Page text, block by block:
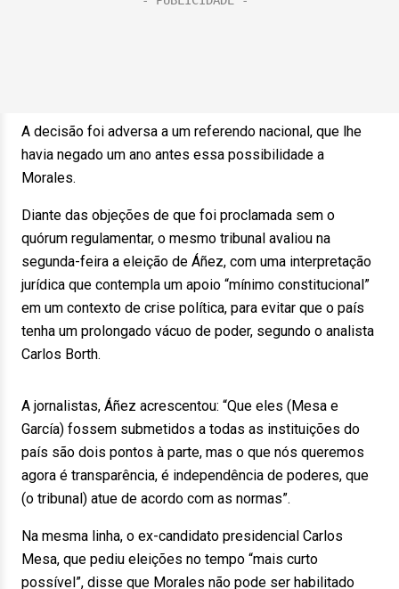
A decisão foi adversa a um referendo nacional, que lhe
havia negado um ano antes essa possibilidade a
Morales.
Diante das objeções de que foi proclamada sem o
quórum regulamentar, o mesmo tribunal avaliou na
segunda-feira a eleição de Áñez, com uma interpretação
jurídica que contempla um apoio “mínimo constitucional”
em um contexto de crise política, para evitar que o país
tenha um prolongado vácuo de poder, segundo o analista
Carlos Borth.
A jornalistas, Áñez acrescentou: “Que eles (Mesa e
García) fossem submetidos a todas as instituições do
país são dois pontos à parte, mas o que nós queremos
agora é transparência, é independência de poderes, que
(o tribunal) atue de acordo com as normas”.
Na mesma linha, o ex-candidato presidencial Carlos
Mesa, que pediu eleições no tempo “mais curto
possível”, disse que Morales não pode ser habilitado